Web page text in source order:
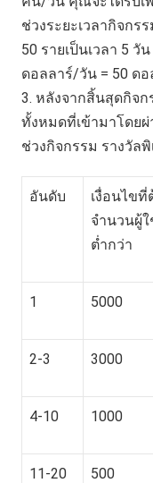
ช่วงระยะเวลากิจก
50 รายเป็นเวลา 5
ดอลลาร์/วัน = 50 ดอ
3. หลังจากสิ้นสุดกิจ
ทั้งหมดที่เข้ามาโดย
ช่วงกิจกรรม รางวัลพิ
อันดับ
เงื่อนไข
จำนวนผู้
ต่ำกว่า
1 5000
2-3 3000
4-10 1000
11-20 500